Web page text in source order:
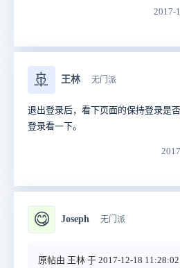
2017-
🚢 王林 无门派
退出登录后，看下页面的保持登录是
登录看一下。
😋 Joseph 无门派
原帖由 王林 于 2017-12-18